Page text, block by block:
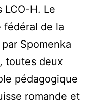
LCO-H. Le
fédéral de la
Spomenka
toutes deux
pédagogique
romande et